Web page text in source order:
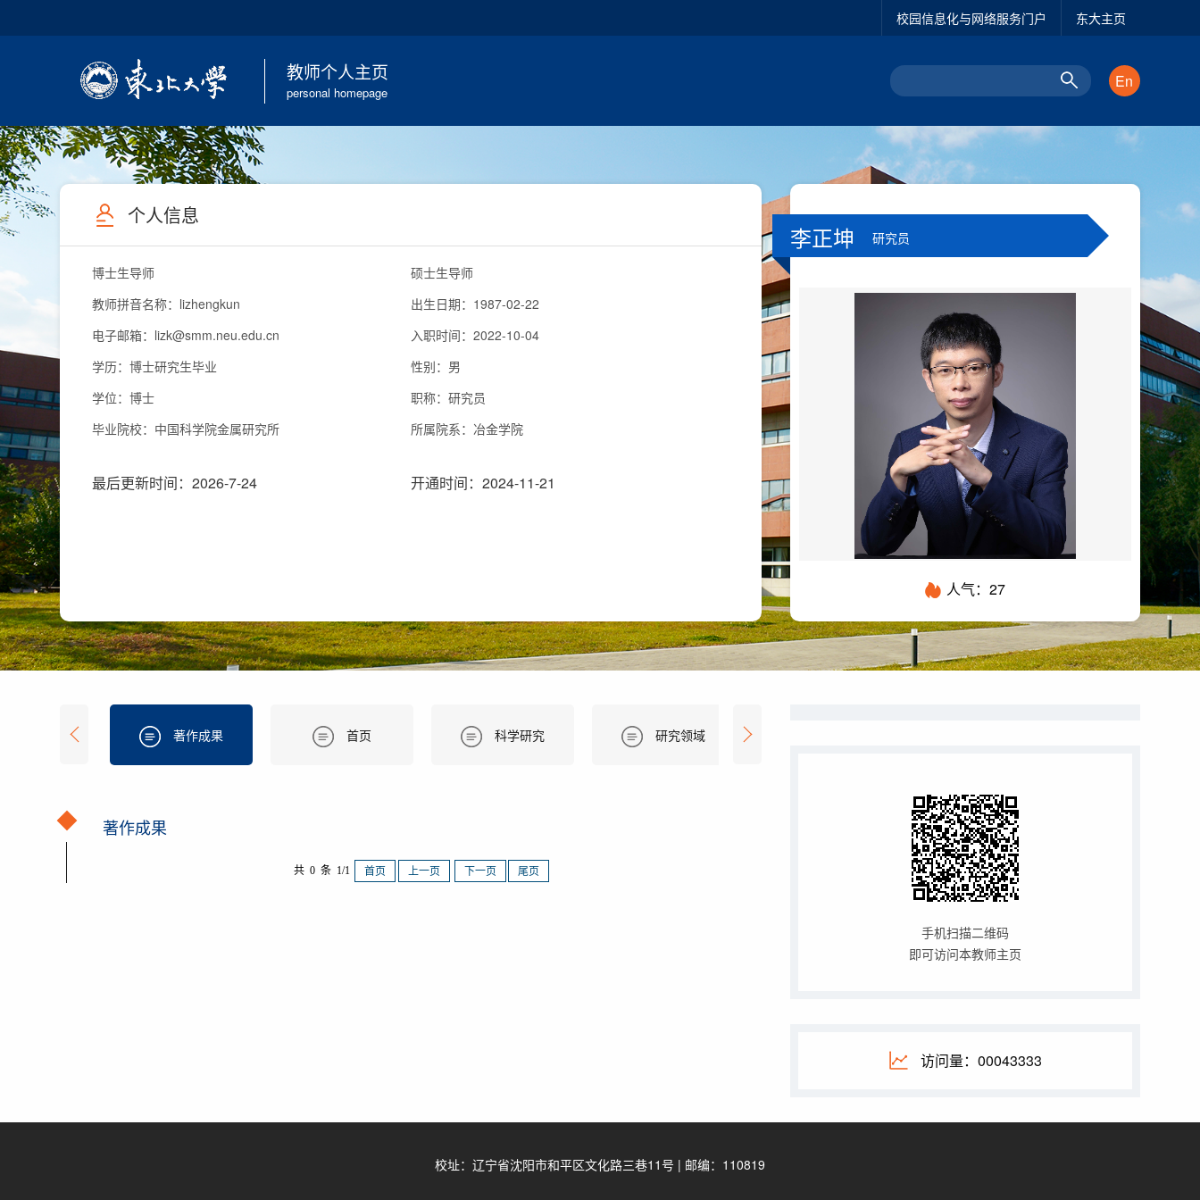
东大主页
校园信息化与网络服务门户
教师个人主页
personal homepage
En
李正坤 研究员
人气：27
个人信息
博士生导师
硕士生导师
教师拼音名称：lizhengkun
出生日期：1987-02-22
电子邮箱： lizk@smm.neu.edu.cn
入职时间：2022-10-04
学历：博士研究生毕业
性别：男
学位：博士
职称：研究员
毕业院校：中国科学院金属研究所
所属院系：冶金学院
最后更新时间：2026-7-24 开通时间：2024-11-21
著作成果 首页 科学研究 研究领域
著作成果
共 0 条 1/1 首页 上一页 下一页 尾页
手机扫描二维码
即可访问本教师主页
访问量： 00043333
校址：辽宁省沈阳市和平区文化路三巷11号 | 邮编：110819